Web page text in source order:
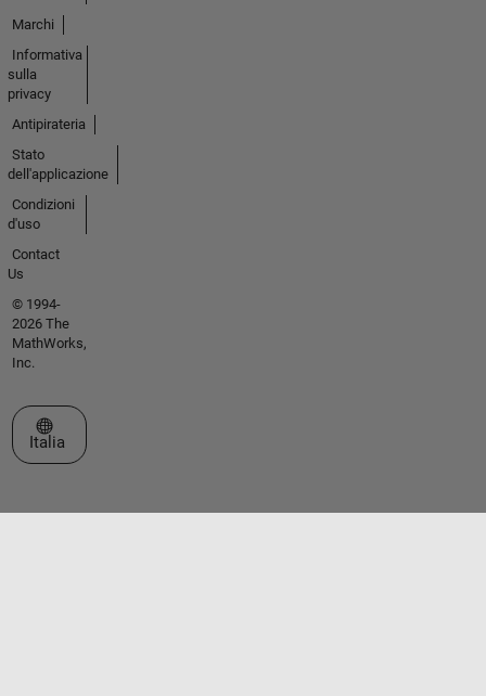
Marchi
Informativa
sulla
privacy
Antipirateria
Stato
dell'applicazione
Condizioni
d'uso
Contact
Us
© 1994-
2026 The
MathWorks,
Inc.
Seleziona un sito web
Italia